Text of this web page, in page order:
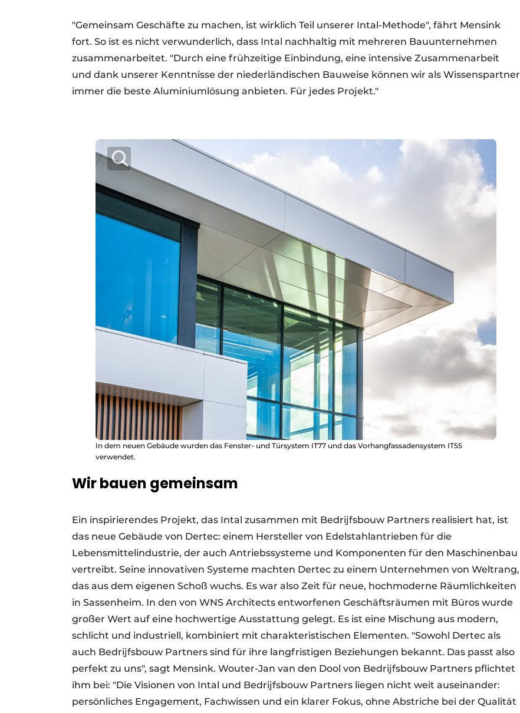
"Gemeinsam Geschäfte zu machen, ist wirklich Teil unserer Intal-Methode", fährt Mensink
fort. So ist es nicht verwunderlich, dass Intal nachhaltig mit mehreren Bauunternehmen
zusammenarbeitet. "Durch eine frühzeitige Einbindung, eine intensive Zusammenarbeit
und dank unserer Kenntnisse der niederländischen Bauweise können wir als Wissenspartner
immer die beste Aluminiumlösung anbieten. Für jedes Projekt."
In dem neuen Gebäude wurden das Fenster- und Türsystem IT77 und das Vorhangfassadensystem IT55
verwendet.
Wir bauen gemeinsam
Ein inspirierendes Projekt, das Intal zusammen mit Bedrijfsbouw Partners realisiert hat, ist
das neue Gebäude von Dertec: einem Hersteller von Edelstahlantrieben für die
Lebensmittelindustrie, der auch Antriebssysteme und Komponenten für den Maschinenbau
vertreibt. Seine innovativen Systeme machten Dertec zu einem Unternehmen von Weltrang,
das aus dem eigenen Schoß wuchs. Es war also Zeit für neue, hochmoderne Räumlichkeiten
in Sassenheim. In den von WNS Architects entworfenen Geschäftsräumen mit Büros wurde
großer Wert auf eine hochwertige Ausstattung gelegt. Es ist eine Mischung aus modern,
schlicht und industriell, kombiniert mit charakteristischen Elementen. "Sowohl Dertec als
auch Bedrijfsbouw Partners sind für ihre langfristigen Beziehungen bekannt. Das passt also
perfekt zu uns", sagt Mensink. Wouter-Jan van den Dool von Bedrijfsbouw Partners pflichtet
ihm bei: "Die Visionen von Intal und Bedrijfsbouw Partners liegen nicht weit auseinander:
persönliches Engagement, Fachwissen und ein klarer Fokus, ohne Abstriche bei der Qualität